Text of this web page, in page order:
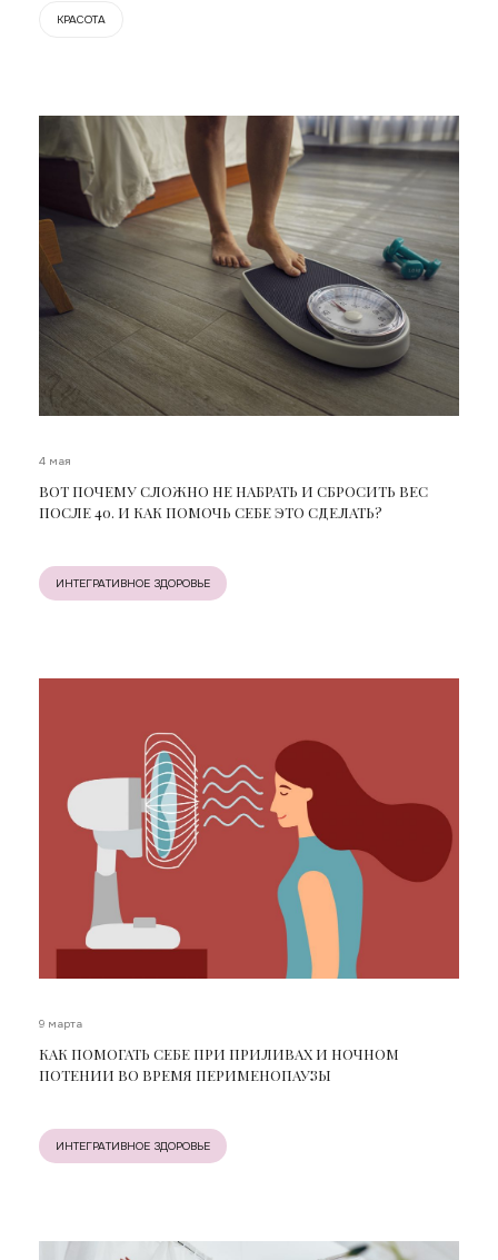
КРАСОТА
4 мая
ВОТ ПОЧЕМУ СЛОЖНО НЕ НАБРАТЬ И СБРОСИТЬ ВЕС
ПОСЛЕ 40. И КАК ПОМОЧЬ СЕБЕ ЭТО СДЕЛАТЬ?
ИНТЕГРАТИВНОЕ ЗДОРОВЬЕ
9 марта
КАК ПОМОГАТЬ СЕБЕ ПРИ ПРИЛИВАХ И НОЧНОМ
ПОТЕНИИ ВО ВРЕМЯ ПЕРИМЕНОПАУЗЫ
ИНТЕГРАТИВНОЕ ЗДОРОВЬЕ